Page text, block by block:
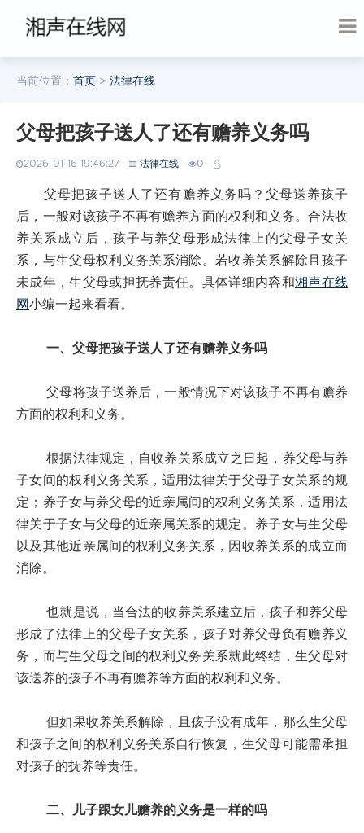
当前位置： 首页 > 法律在线
父母把孩子送人了还有赡养义务吗
2026-01-16 19:46:27 法律在线 0
父母把孩子送人了还有赡养义务吗？父母送养孩子
后，一般对该孩子不再有赡养方面的权利和义务。合法收
养关系成立后，孩子与养父母形成法律上的父母子女关
系，与生父母权利义务关系消除。若收养关系解除且孩子
未成年，生父母或担抚养责任。具体详细内容和湘声在线
网小编一起来看看。
一、父母把孩子送人了还有赡养义务吗
父母将孩子送养后，一般情况下对该孩子不再有赡养
方面的权利和义务。
根据法律规定，自收养关系成立之日起，养父母与养
子女间的权利义务关系，适用法律关于父母子女关系的规
定；养子女与养父母的近亲属间的权利义务关系，适用法
律关于子女与父母的近亲属关系的规定。养子女与生父母
以及其他近亲属间的权利义务关系，因收养关系的成立而
消除。
也就是说，当合法的收养关系建立后，孩子和养父母
形成了法律上的父母子女关系，孩子对养父母负有赡养义
务，而与生父母之间的权利义务关系就此终结，生父母对
该送养的孩子不再有赡养等方面的权利和义务。
但如果收养关系解除，且孩子没有成年，那么生父母
和孩子之间的权利义务关系自行恢复，生父母可能需承担
对孩子的抚养等责任。
二、儿子跟女儿赡养的义务是一样的吗